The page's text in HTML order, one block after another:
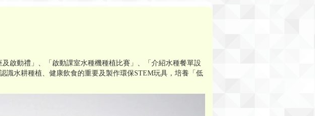
啟動禮」、「啟動課室水種機種植比賽」、「介紹水種餐單設
識水耕種植、健康飲食的重要及製作環保STEM玩具，培養「低